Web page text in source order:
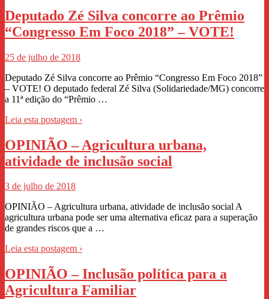
Deputado Zé Silva concorre ao Prêmio
“Congresso Em Foco 2018” – VOTE!
25 de julho de 2018
Deputado Zé Silva concorre ao Prêmio “Congresso Em Foco 2018”
– VOTE! O deputado federal Zé Silva (Solidariedade/MG) concorre
a 11ª edição do “Prêmio …
Leia esta postagem ›
OPINIÃO – Agricultura urbana,
atividade de inclusão social
3 de julho de 2018
OPINIÃO – Agricultura urbana, atividade de inclusão social A
agricultura urbana pode ser uma alternativa eficaz para a superação
de grandes riscos que a …
Leia esta postagem ›
OPINIÃO – Inclusão política para a
Agricultura Familiar